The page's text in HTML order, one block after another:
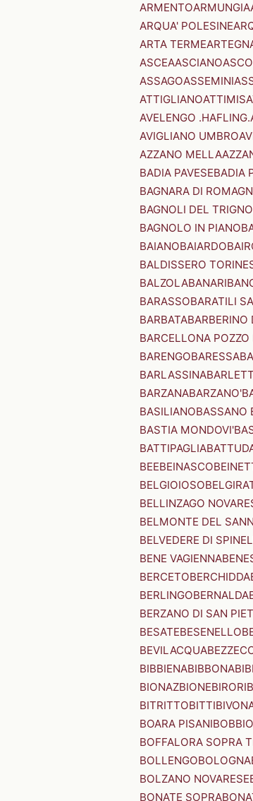
ARMENTOARMUNGIA
ARQUA' POLESINE
ARTA TERME
ASCEAASCIANO
ASSAGOASSEMINI
ATTIGLIANOATTIMIS
AVELENGO .HAFLING.
AVIGLIANO UMBRO
AZZANO MELLA
BADIA PAVESEBADIA
BAGNARA DI
BAGNOLI DEL TRIGNO
BAGNOLO IN PIANO
BAIANOBAIARDO
BALDISSERO
BALZOLABANARI
BARASSOBARATILI
BARBATABARBERINO
BARCELLONA
BARENGOBARESSA
BARLASSINA
BARZANABARZANO'
BASILIANOBASSANO
BASTIA MONDOVI'
BATTIPAGLIA
BEEBEINASCO
BELGIOIOSO
BELLINZAGO
BELMONTE DEL
BELVEDERE DI
BENE VAGIENNA
BERCETOBERCHIDDA
BERLINGOBERNALDA
BERZANO DI SAN
BESATEBESENELLO
BEVILACQUA
BIBBIENABIBBONA
BIONAZBIONEBIRORI
BITRITTOBITTI
BOARA PISANIBOBBIO
BOFFALORA SOPRA
BOLLENGOBOLOGNA
BOLZANO NOVARESE
BONATE SOPRA